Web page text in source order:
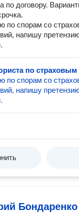
по договору.
по спорам со
напишу
по страховым
по спорам со
напишу
Бондаренко